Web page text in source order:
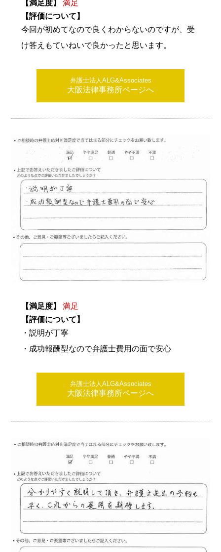
【満足度】
満足
【評価について】
今回が初めてなので良くわからないのですが、受
け答えもていねいで良かったと思います。
弁護士法人ALG&Associates
大阪法律事務所ページへ
【満足度】
満足
【評価について】
・説明が丁寧
・成功報酬型なので弁護士費用の面で安心
弁護士法人ALG&Associates
大阪法律事務所ページへ